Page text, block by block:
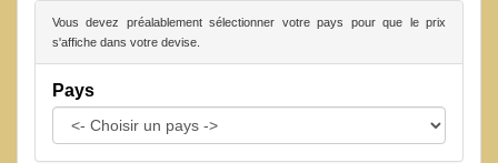
Vous devez préalablement sélectionner votre pays pour que le prix
s'affiche dans votre devise.
Pays